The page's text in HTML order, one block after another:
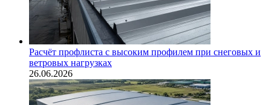
Расчёт профлиста с высоким профилем при снеговых и
ветровых нагрузках
26.06.2026